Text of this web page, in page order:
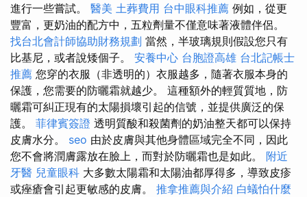
進行一些嘗試。 醫美 土葬費用 台中眼科推薦 例如，從更
豐富，更奶油的配方中，五粒劑量不僅意味著液體伴侶。
找台北會計師協助財務規劃 當然，半玻璃規則假設您只有
比基尼，或者說矮個子。 安養中心 台胞證高雄 台北記帳士
推薦 您穿的衣服（非透明的）衣服越多，隨著衣服本身的
保護，您需要的防曬霜就越少。 這種額外的輕質質地，防
曬霜可糾正現有的太陽損壞引起的信號，並提供廣泛的保
護。 菲律賓簽證 透明質酸和殺菌劑的奶油整天都可以保持
皮膚水分。 seo 由於皮膚與其他身體區域完全不同，因此
您不會將潤膚露放在臉上，而對於防曬霜也是如此。 附近
牙醫 兒童眼科 大多數太陽霜和太陽油都厚得多，導致皮疹
或痤瘡會引起更敏感的皮膚。 推拿推薦與介紹 白蟻怕什麼